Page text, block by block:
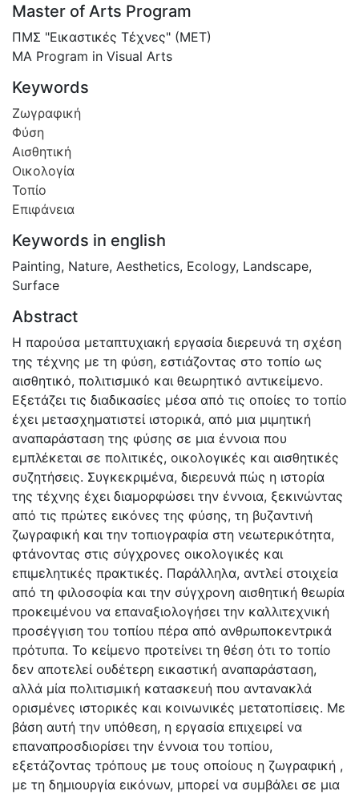
Master of Arts Program
ΠΜΣ "Εικαστικές Τέχνες" (ΜΕΤ)
MA Program in Visual Arts
Keywords
Ζωγραφική
Φύση
Αισθητική
Οικολογία
Τοπίο
Επιφάνεια
Keywords in english
Painting, Nature, Aesthetics, Ecology, Landscape,
Surface
Abstract
Η παρούσα μεταπτυχιακή εργασία διερευνά τη σχέση
της τέχνης με τη φύση, εστιάζοντας στο τοπίο ως
αισθητικό, πολιτισμικό και θεωρητικό αντικείμενο.
Εξετάζει τις διαδικασίες μέσα από τις οποίες το τοπίο
έχει μετασχηματιστεί ιστορικά, από μια μιμητική
αναπαράσταση της φύσης σε μια έννοια που
εμπλέκεται σε πολιτικές, οικολογικές και αισθητικές
συζητήσεις. Συγκεκριμένα, διερευνά πώς η ιστορία
της τέχνης έχει διαμορφώσει την έννοια, ξεκινώντας
από τις πρώτες εικόνες της φύσης, τη βυζαντινή
ζωγραφική και την τοπιογραφία στη νεωτερικότητα,
φτάνοντας στις σύγχρονες οικολογικές και
επιμελητικές πρακτικές. Παράλληλα, αντλεί στοιχεία
από τη φιλοσοφία και την σύγχρονη αισθητική θεωρία
προκειμένου να επαναξιολογήσει την καλλιτεχνική
προσέγγιση του τοπίου πέρα από ανθρωποκεντρικά
πρότυπα. Το κείμενο προτείνει τη θέση ότι το τοπίο
δεν αποτελεί ουδέτερη εικαστική αναπαράσταση,
αλλά μία πολιτισμική κατασκευή που αντανακλά
ορισμένες ιστορικές και κοινωνικές μετατοπίσεις. Με
βάση αυτή την υπόθεση, η εργασία επιχειρεί να
επαναπροσδιορίσει την έννοια του τοπίου,
εξετάζοντας τρόπους με τους οποίους η ζωγραφική ,
με τη δημιουργία εικόνων, μπορεί να συμβάλει σε μια